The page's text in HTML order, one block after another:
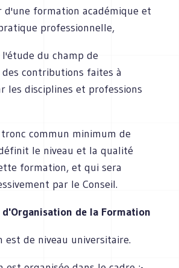
d'une formation académique et
professionnelle,
du champ de
contributions faites à
les disciplines et professions
commun minimum de
le niveau et la qualité
formation, et qui sera
par le Conseil.
de la Formation
est de niveau universitaire.